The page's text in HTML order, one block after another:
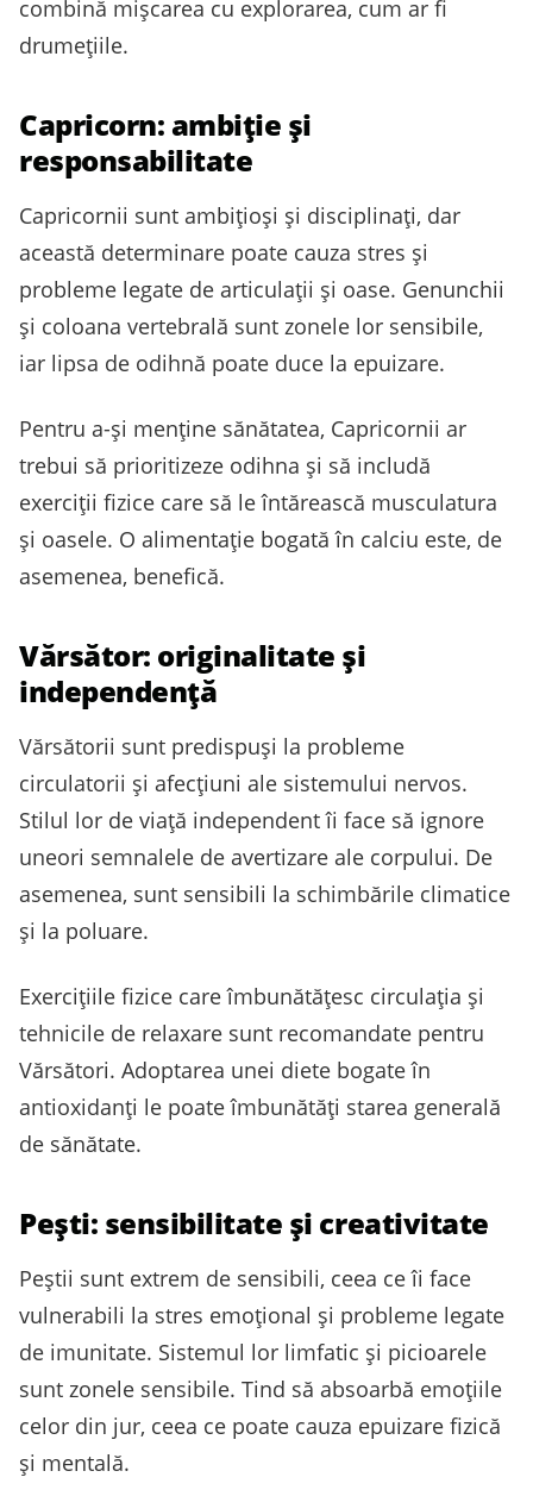
combină mișcarea cu explorarea, cum ar fi
drumețiile.
Capricorn: ambiție și
responsabilitate
Capricornii sunt ambițioși și disciplinați, dar
această determinare poate cauza stres și
probleme legate de articulații și oase. Genunchii
și coloana vertebrală sunt zonele lor sensibile,
iar lipsa de odihnă poate duce la epuizare.
Pentru a-și menține sănătatea, Capricornii ar
trebui să prioritizeze odihna și să includă
exerciții fizice care să le întărească musculatura
și oasele. O alimentație bogată în calciu este, de
asemenea, benefică.
Vărsător: originalitate și
independență
Vărsătorii sunt predispuși la probleme
circulatorii și afecțiuni ale sistemului nervos.
Stilul lor de viață independent îi face să ignore
uneori semnalele de avertizare ale corpului. De
asemenea, sunt sensibili la schimbările climatice
și la poluare.
Exercițiile fizice care îmbunătățesc circulația și
tehnicile de relaxare sunt recomandate pentru
Vărsători. Adoptarea unei diete bogate în
antioxidanți le poate îmbunătăți starea generală
de sănătate.
Pești: sensibilitate și creativitate
Peștii sunt extrem de sensibili, ceea ce îi face
vulnerabili la stres emoțional și probleme legate
de imunitate. Sistemul lor limfatic și picioarele
sunt zonele sensibile. Tind să absoarbă emoțiile
celor din jur, ceea ce poate cauza epuizare fizică
și mentală.